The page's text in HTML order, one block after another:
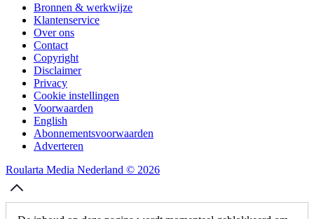
Bronnen & werkwijze
Klantenservice
Over ons
Contact
Copyright
Disclaimer
Privacy
Cookie instellingen
Voorwaarden
English
Abonnementsvoorwaarden
Adverteren
Roularta Media Nederland © 2026